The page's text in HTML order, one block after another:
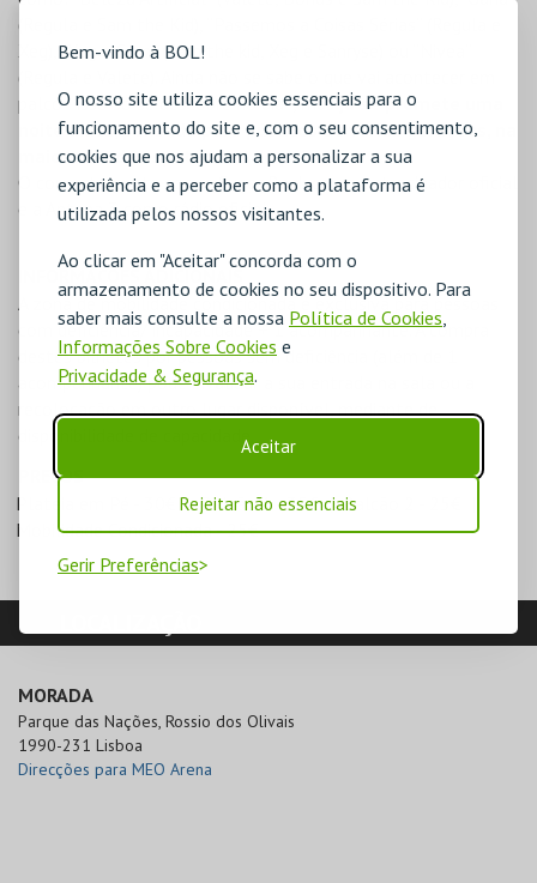
Bem-vindo à BOL!
O nosso site utiliza cookies essenciais para o
funcionamento do site e, com o seu consentimento,
cookies que nos ajudam a personalizar a sua
experiência e a perceber como a plataforma é
utilizada pelos nossos visitantes.
Ao clicar em "Aceitar" concorda com o
armazenamento de cookies no seu dispositivo. Para
saber mais consulte a nossa Política de Cookies
Informações Sobre Cookies e
Privacidade & Segurança.
Aceitar
Rejeitar não essenciais
Gerir Preferências
(Regula e Sam the Kid), “Passemos a Coisas Sérias” (Regula e
Xeg), “Xeg e Sam” (Sam the kid, Xeg e Sanryse) ou “Nivea”
(Regula e Valete). Ainda não se sabe o que vai acontecer em
palco - isso só se descobre no dia -, masjá se promete uma
noite única, pensada para públicos de várias gerações, na
maior sala de espetáculos do país.
O concerto conta com a Super Bock como patrocinador oficial
e a Antena 3 como rádio oficial.
A zona de mobilidade condicionada é exclusiva para pessoas
com deficiência/ incapacidade + 1 acompanhante. A compra
destes bilhetes por pessoas sem deficiência (além de 1
acompanhante) pode invalidar a sua entrada na sala ou a
recolocação em outro lugar disponível, mediante de
disponibilidade de capacidade.
PREÇOS
Plateia em Pé - 30€
Balcão 1 - 35€
Balcão 2 - 25€
Mobilidade Condicionada - 25€
MORADA
Parque das Nações, Rossio dos Olivais
1990-231 Lisboa
Direcções para MEO Arena